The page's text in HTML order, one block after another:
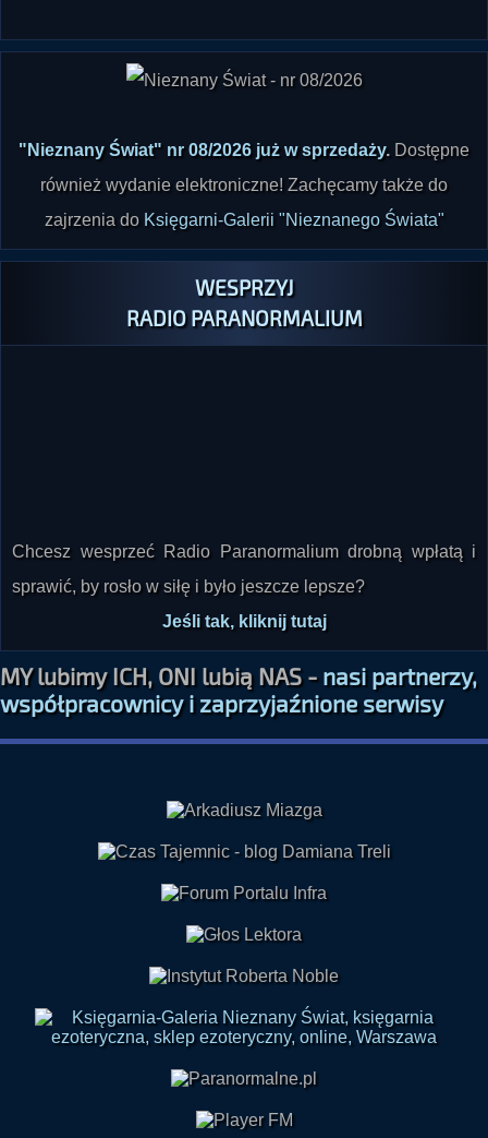
również wydanie elektroniczne! Zachęcamy także do
zajrzenia doKsięgarni-Galerii "Nieznanego Świata"
WESPRZYJ
RADIO PARANORMALIUM
Chcesz wesprzeć Radio Paranormalium drobną wpłatą i
sprawić, by rosło w siłę i było jeszcze lepsze?
Jeśli tak, kliknij tutaj
MY lubimy ICH, ONI lubią NAS -nasi partnerzy,
współpracownicy i zaprzyjaźnione serwisy